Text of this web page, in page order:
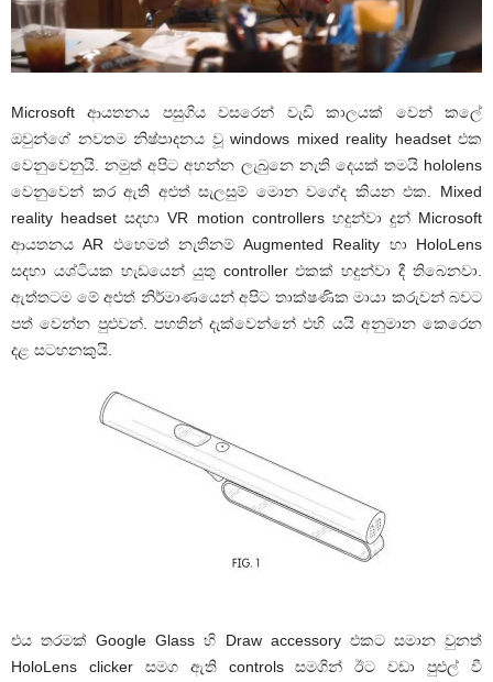
Microsoft ආයතනය පසුගිය වසරෙන් වැඩි කාලයක් වෙන් කලේ
ඔවුන්ගේ නවතම නිෂ්පාදනය වූ windows mixed reality headset එක
වෙනුවෙනුයි. නමුත් අපිට අහන්න ලැබුනෙ නැති දෙයක් තමයි hololens
වෙනුවෙන් කර ඇති අළුත් සැලසුම් මොන වගේද කියන එක. Mixed
reality headset සදහා VR motion controllers හදුන්වා දුන් Microsoft
ආයතනය AR එහෙමත් නැතිනම් Augmented Reality හා HoloLens
සදහා යශ්ටියක හැඩයෙන් යුතු controller එකක් හදුන්වා දී තිබෙනවා.
ඇත්තටම මේ අළුත් නිර්මාණයෙන් අපිට තාක්ෂණික මායා කරුවන් බවට
පත් වෙන්න පුළුවන්. පහතින් දැක්වෙන්නේ එහි යයි අනුමාන කෙරෙන
දළ සටහනකුයි.
එය තරමක් Google Glass හි Draw accessory එකට සමාන වුනත්
HoloLens clicker සමග ඇති controls සමගින් ඊට වඩා පුළුල් වී